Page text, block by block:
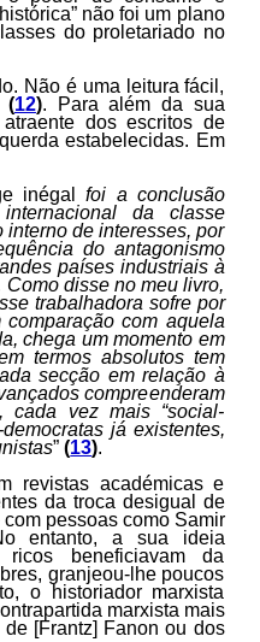
não foi um plano
do proletariado no
Não é uma leitura fácil,
(12). Para além da sua
dos escritos de
estabelecidas. Em
inégal
foi a conclusão
da classe
de interesses, por
do antagonismo
países industriais à
disse no meu livro,
trabalhadora sofre por
comparação com aquela
chega um momento em
termos absolutos tem
secção em relação à
compreenderam
cada vez mais “social-
já existentes,
”(13).
revistas académicas e
da troca desigual de
pessoas como Samir
entanto, a sua ideia
beneficiavam da
granjeou-lhe poucos
o historiador marxista
marxista mais
de [Frantz] Fanon ou dos